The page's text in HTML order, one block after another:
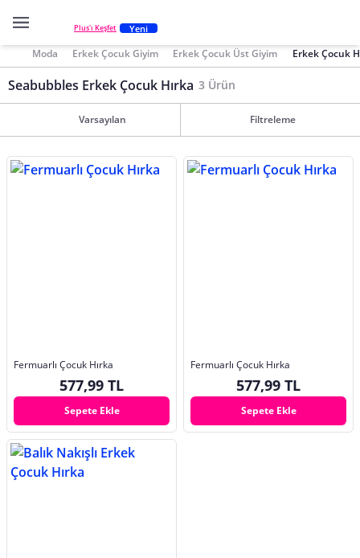
Plus'ı Keşfet Yeni
Moda Erkek Çocuk Giyim Erkek Çocuk Üst Giyim Erkek Çocuk
Seabubbles Erkek Çocuk Hırka 3 Ürün
Varsayılan Filtreleme
Fermuarlı Çocuk Hırka
577,99 TL
Sepete Ekle
Fermuarlı Çocuk Hırka
577,99 TL
Sepete Ekle